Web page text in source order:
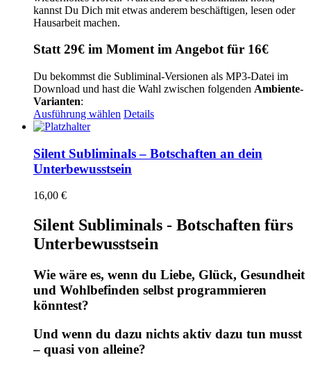
kannst Du Dich mit etwas anderem beschäftigen, lesen oder
Hausarbeit machen.
Statt 29€ im Moment im Angebot für 16€
Du bekommst die Subliminal-Versionen als MP3-Datei im
Download und hast die Wahl zwischen folgenden Ambiente-
Varianten:
Ausführung wählen Dieses
mehrere
Varianten
auf.
auf
der
Produktseite
werden
Details
Silent Subliminals – Botschaften an dein
Unterbewusstsein
16,00 €
Silent Subliminals - Botschaften fürs
Unterbewusstsein
Wie wäre es, wenn du Liebe, Glück, Gesundheit
und Wohlbefinden selbst programmieren
könntest?
Und wenn du dazu nichts aktiv dazu tun musst
– quasi von alleine?